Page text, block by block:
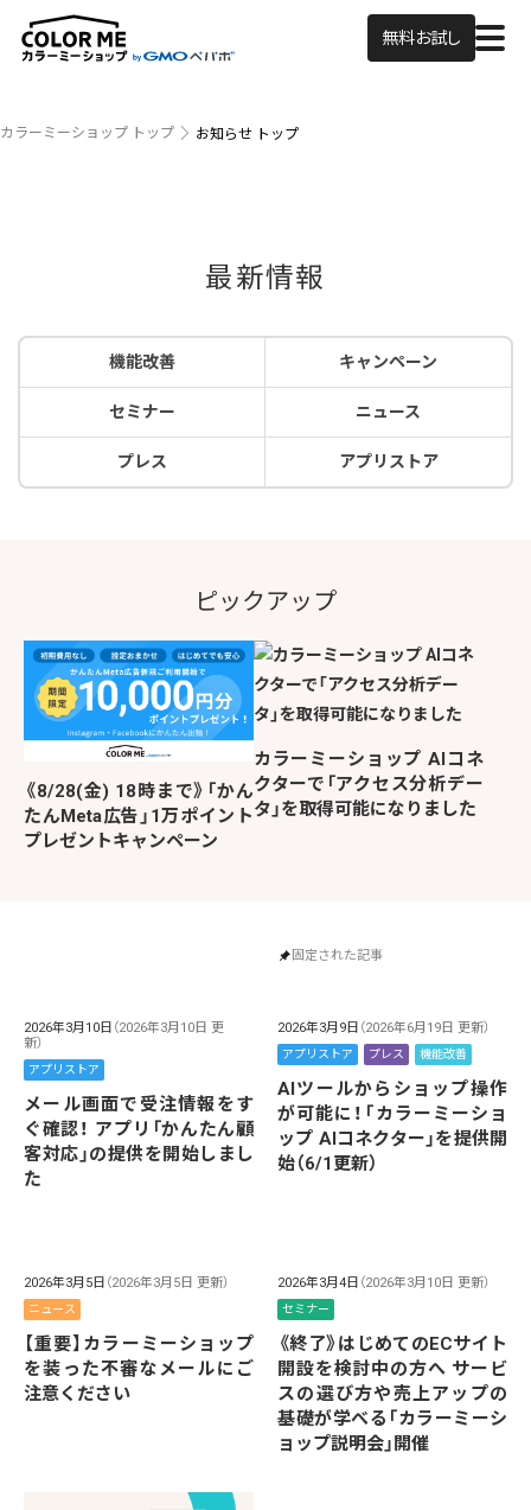
無料お試し
カラーミーショップ トップ お知らせ トップ
最新情報
機能改善 キャンペーン
セミナー ニュース
プレス アプリストア
ピックアップ
《8/28(金) 18時まで》「かん
たんMeta広告」1万ポイント
プレゼントキャンペーン
カラーミーショップ AIコネ
クターで「アクセス分析デー
タ」を取得可能になりました
2026年3月10日 （2026年3月10日 更
新）
アプリストア
メール画面で受注情報をす
ぐ確認！ アプリ「かんたん顧
客対応」の提供を開始しまし
た
固定された記事
2026年3月9日 （2026年6月19日 更新）
アプリストア プレス 機能改善
AIツールからショップ操作
が可能に！「カラーミーショ
ップ AIコネクター」を提供開
始（6/1更新）
2026年3月5日 （2026年3月5日 更新）
ニュース
【重要】カラーミーショップ
を装った不審なメールにご
注意ください
2026年3月4日 （2026年3月10日 更新）
セミナー
《終了》はじめてのECサイト
開設を検討中の方へ サービ
スの選び方や売上アップの
基礎が学べる「カラーミーシ
ョップ説明会」開催